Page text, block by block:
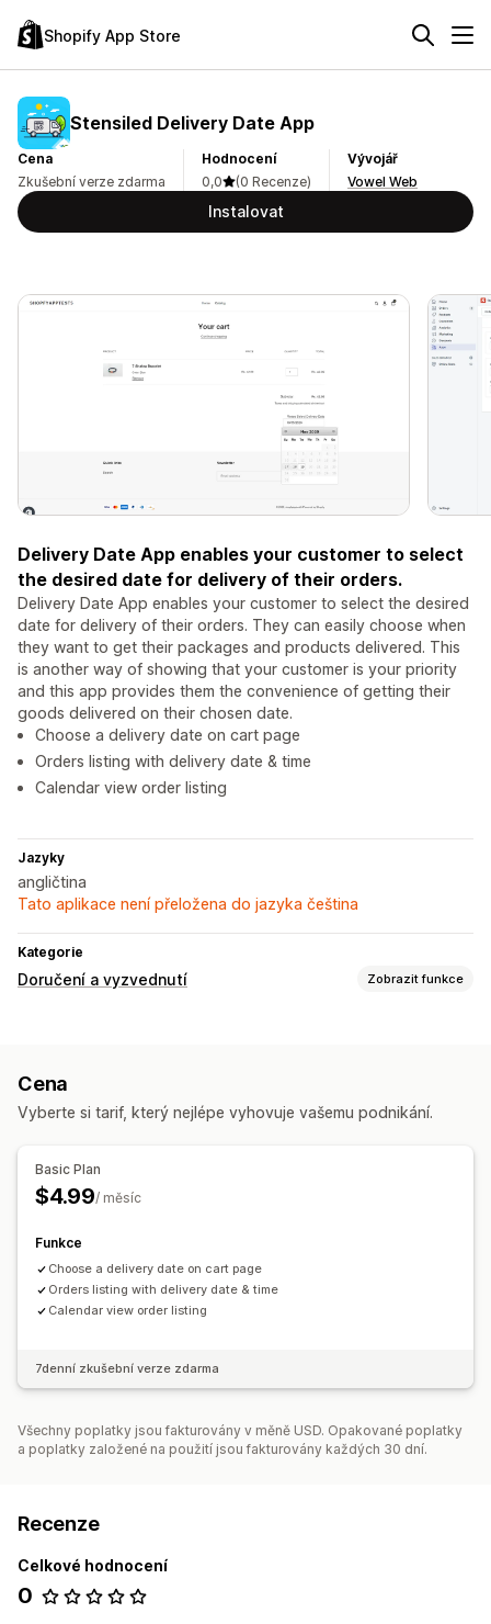
Shopify App Store
Stensiled Delivery Date App
Cena
Zkušební verze zdarma
Hodnocení
0,0
(0 Recenze)
Vývojář
Vowel Web
Instalovat
Delivery Date App enables your customer to select
the desired date for delivery of their orders.
Delivery Date App enables your customer to select the desired
date for delivery of their orders. They can easily choose when
they want to get their packages and products delivered. This
is another way of showing that your customer is your priority
and this app provides them the convenience of getting their
goods delivered on their chosen date.
Choose a delivery date on cart page
Orders listing with delivery date & time
Calendar view order listing
Jazyky
angličtina
Tato aplikace není přeložena do jazyka čeština
Kategorie
Doručení a vyzvednutí Zobrazit funkce
Cena
Vyberte si tarif, který nejlépe vyhovuje vašemu podnikání.
Basic Plan
$4.99/ měsíc
Funkce
Choose a delivery date on cart page
Orders listing with delivery date & time
Calendar view order listing
7denní zkušební verze zdarma
Všechny poplatky jsou fakturovány v měně USD. Opakované poplatky
a poplatky založené na použití jsou fakturovány každých 30 dní.
Recenze
Celkové hodnocení
0